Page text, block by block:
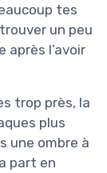
tes
un peu
l’avoir
trop près, la
plus
une ombre à
part en